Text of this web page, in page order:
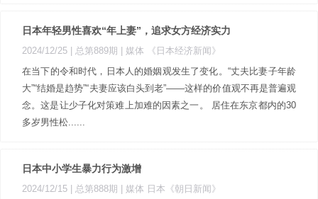
日本年轻男性喜欢“年上妻”，追求女方经济实力
2024/12/25 | 总第889期
| 媒体 《日本经济新闻》
在当下的令和时代，日本人的婚姻观发生了变化。“丈夫比妻子年龄
大”“结婚是趋势”“夫妻应该白头到老”——这样的价值观不再是普遍观
念。这是让少子化对策难上加难的因素之一。 居住在东京都内的30
多岁男性松......
日本中小学生暴力行为激增
2024/12/15 | 总第888期
| 媒体 日本《朝日新闻》